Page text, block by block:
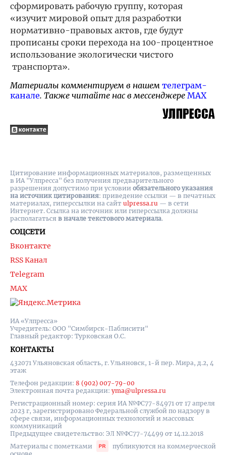
сформировать рабочую группу, которая
«изучит мировой опыт для разработки
нормативно-правовых актов, где будут
прописаны сроки перехода на 100-процентное
использование экологически чистого
транспорта».
Материалы комментируем в нашем телеграм-
канале. Также читайте нас в мессенджере MAX
ИА «Улпресса»
Учредитель: ООО "Симбирск-Паблисити"
Главный редактор: Турковская О.С.
КОНТАКТЫ
432071 Ульяновская область, г. Ульяновск, 1-й пер. Мира, д.2, 4
этаж
Телефон редакции: 8 (902) 007-79-00
Электронная почта редакции: yma@ulpressa.ru
Регистрационный номер: серия ИА №ФС77-84971 от 17 апреля
2023 г, зарегистрировано Федеральной службой по надзору в
сфере связи, информационных технологий и массовых
коммуникаций
Предыдущее свидетельство: ЭЛ №ФС77-74499 от 14.12.2018
Материалы с пометками
публикуются на коммерческой
СОЦСЕТИ
Вконтакте
RSS Канал
Telegram
MAX
Цитирование информационных материалов, размещенных
в ИА "Улпресса" без получения предварительного
разрешения допустимо при условии обязательного указания
на источник цитирования: приведение ссылки — в печатных
материалах, гиперссылки на cайт ulpressa.ru — в сети
Интернет. Ссылка на источник или гиперссылка должны
располагаться в начале текстового материала.